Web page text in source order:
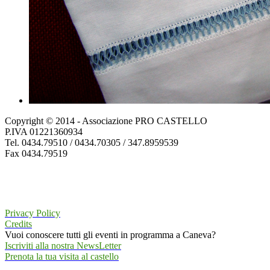
Copyright © 2014 - Associazione PRO CASTELLO
P.IVA 01221360934
Tel. 0434.79510 / 0434.70305 / 347.8959539
Fax 0434.79519
Privacy Policy
Credits
Vuoi conoscere tutti gli eventi in programma a Caneva?
Iscriviti alla nostra NewsLetter
Prenota la tua visita al castello